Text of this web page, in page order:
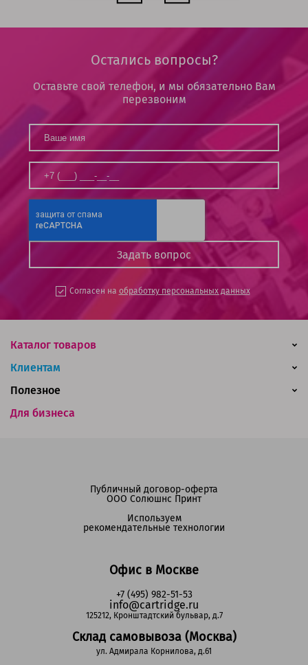
Остались вопросы?
Оставьте свой телефон, и мы обязательно Вам
перезвоним
Согласен на обработку персональных данных
Каталог товаров
Клиентам
Для бизнеса
Полезное
Офис в Москве
+7 (495) 982-51-53
info@cartridge.ru
125212, Кронштадтский бульвар, д.7
Склад самовывоза (Москва)
ул. Адмирала Корнилова, д.61
Публичный договор-оферта
ООО Солюшнс Принт
Используем
рекомендательные технологии